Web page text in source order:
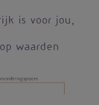
is voor jou,
waarden